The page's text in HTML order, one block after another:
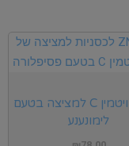
אבץ + ויטמין C למציצה בטעם
לימונענע